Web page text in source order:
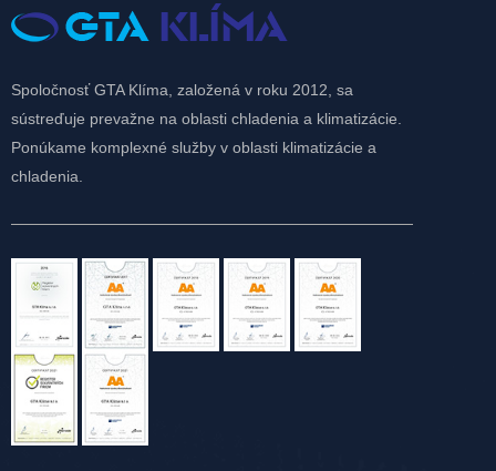
Spoločnosť GTA Klíma, založená v roku 2012, sa
sústreďuje prevažne na oblasti chladenia a klimatizácie.
Ponúkame komplexné služby v oblasti klimatizácie a
chladenia.